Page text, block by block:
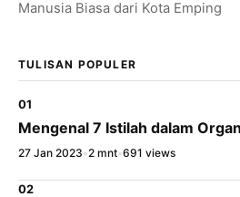
Manusia Biasa dari Kota Emping
TULISAN POPULER
01
Mengenal 7 Istilah dalam
27 Jan 2023 •2 mnt•691 views
02
Bagikan Tulisan Ini